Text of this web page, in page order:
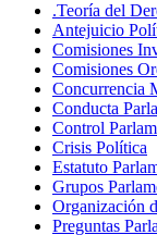
.Teoría del
Antejuicio
Comisiones
Comisiones
Concurrencia
Conducta
Control
Crisis Política
Estatuto
Grupos
Organización
Preguntas